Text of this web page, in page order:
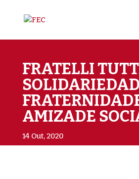
FRATELLI
AMIZADE
14 Out, 2020